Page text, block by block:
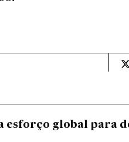
esforço global para